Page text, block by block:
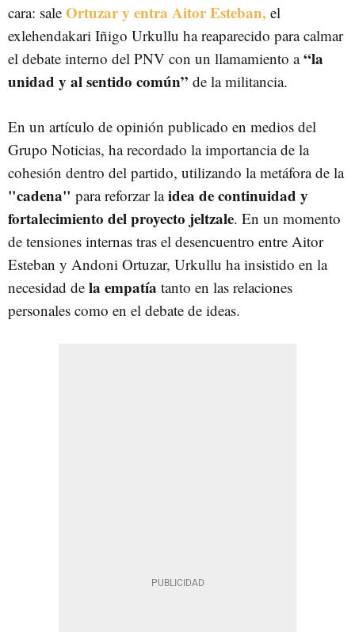
cara: sale Ortuzar y entra Aitor Esteban, el
exlehendakari Iñigo Urkullu ha reaparecido para calmar
el debate interno del PNV con un llamamiento a“la
unidad y al sentido común” de la militancia.
En un artículo de opinión publicado en medios del
Grupo Noticias, ha recordado la importancia de la
cohesión dentro del partido, utilizando la metáfora de la
"cadena" para reforzar laidea de continuidad y
fortalecimiento del proyecto jeltzale. En un momento
de tensiones internas tras el desencuentro entre Aitor
Esteban y Andoni Ortuzar, Urkullu ha insistido en la
necesidad de la empatía tanto en las relaciones
personales como en el debate de ideas.